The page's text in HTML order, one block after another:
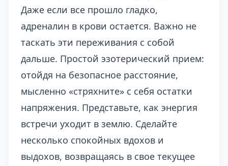
Даже если все прошло гладко,
адреналин в крови остается. Важно не
таскать эти переживания с собой
дальше. Простой эзотерический прием:
отойдя на безопасное расстояние,
мысленно «стряхните» с себя остатки
напряжения. Представьте, как энергия
встречи уходит в землю. Сделайте
несколько спокойных вдохов и
выдохов, возвращаясь в свое текущее